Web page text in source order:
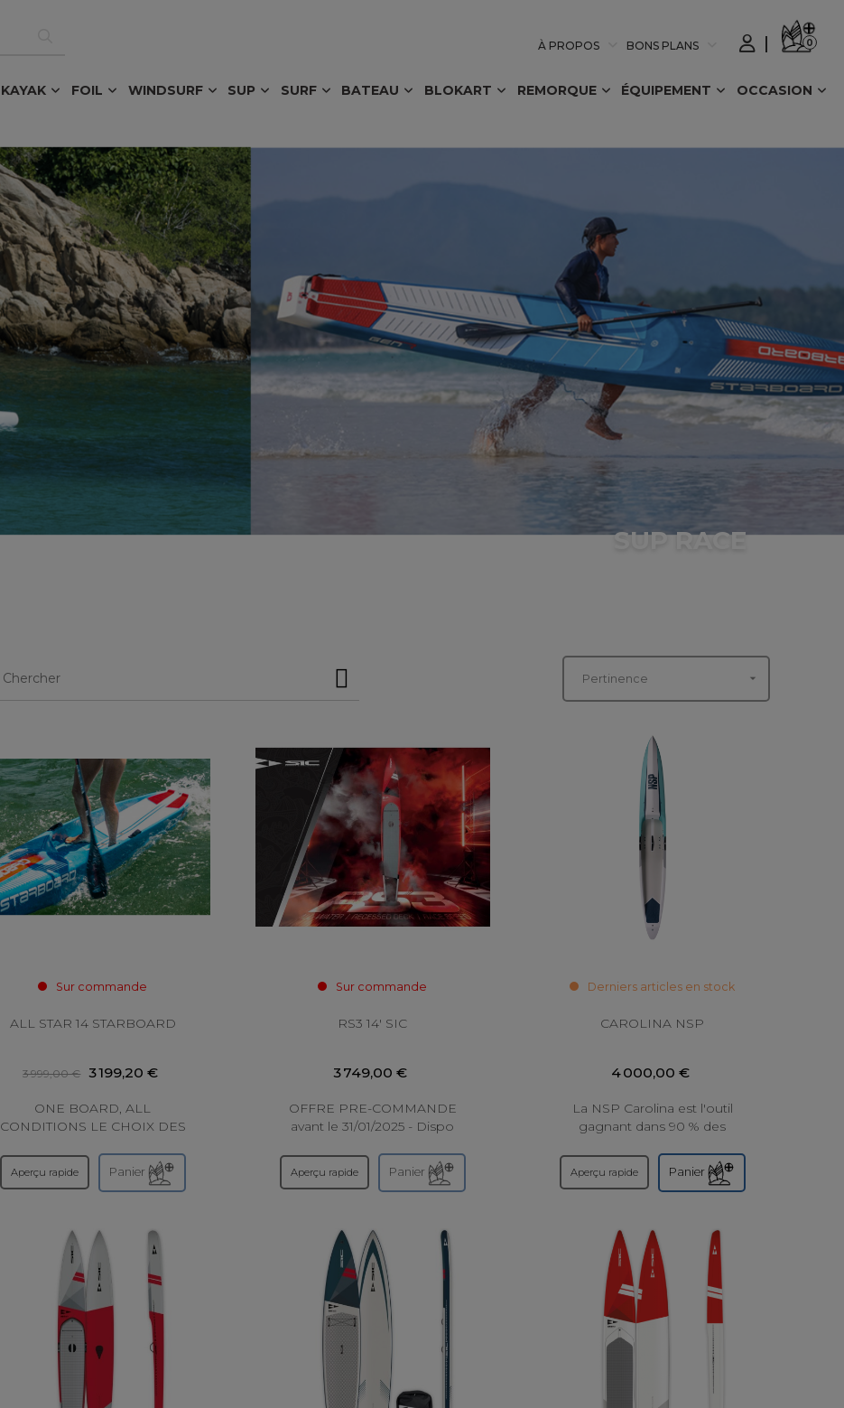
À PROPOS BONS PLANS 0
KAYAK FOIL WINDSURF SUP SURF BATEAU BLOKART REMORQUE ÉQUIPEMENT OCCASION
SUP RACE
Pertinence 
Sur commande
ALL STAR 14 STARBOARD
3 999,00 € 3 199,20 €
ONE BOARD, ALL
CONDITIONS LE CHOIX DES
AWARD DE LA MEILLEURE
PLANCHE Pour les pagayeurs
Aperçu rapide Panier
Sur commande
RS3 14' SIC
3 749,00 €
OFFRE PRE-COMMANDE
avant le 31/01/2025 - Dispo
TOUTE NOUVELLE RS3 ! Le
compte à rebours est lancé.
Aperçu rapide Panier
Derniers articles en stock
CAROLINA NSP
4 000,00 €
La NSP Carolina est l'outil
gagnant dans 90 % des
fait l'une des planches les plus
performantes et imitées de...
Aperçu rapide Panier